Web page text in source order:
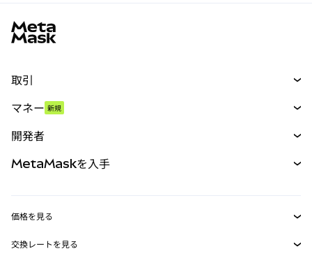
取引
パーペチュアル
RWA
マネー 新規
開発者
MetaMask Connect
MetaMaskを入手
価格を見る
イーサリアムの価格
交換レートを見る